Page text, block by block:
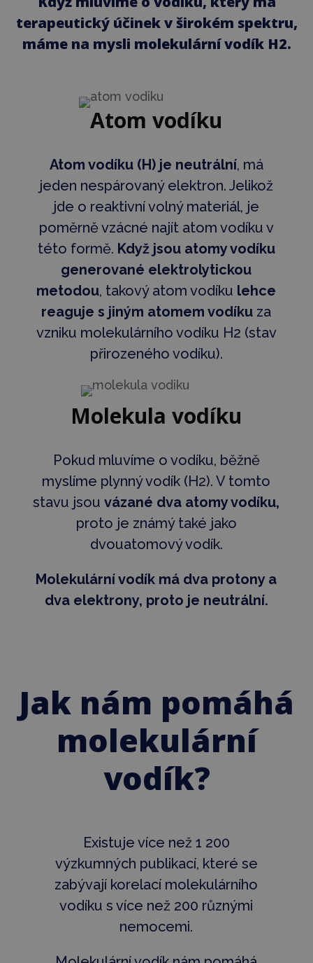
terapeutický účinek v širokém spektru,
máme na mysli molekulární vodík H2.
Atom vodíku
Atom vodíku (H) je neutrální, má
jeden nespárovaný elektron. Jelikož
jde o reaktivní volný materiál, je
poměrně vzácné najít atom vodíku v
této formě. Když jsou atomy vodíku
generované elektrolytickou
metodou, takový atom vodíku lehce
reaguje s jiným atomem vodíku za
vzniku molekulárního vodíku H2 (stav
přirozeného vodíku).
Molekula vodíku
Pokud mluvíme o vodíku, běžně
myslíme plynný vodík (H2). V tomto
stavu jsouvázané dva atomy vodíku,
proto je známý také jako
dvouatomový vodík.
Molekulární vodík má dva protony a
dva elektrony, proto je neutrální.
Jak nám pomáhá
molekulární
vodík?
Existuje více než 1 200
výzkumných publikací, které se
zabývají korelací molekulárního
vodíku s více než 200 různými
nemocemi.